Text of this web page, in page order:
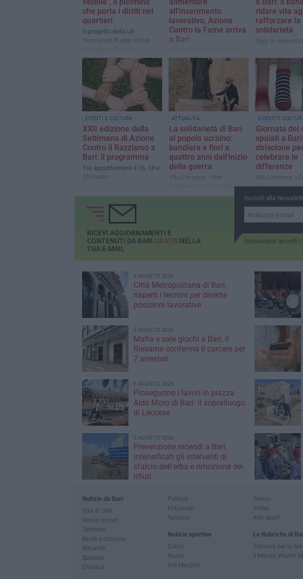
che porta i diritti nei
quartieri
Il progetto della Uil
Pensionati Puglia offrirà
previdenziale, orientamento
ai servizi e supporto digitale
ad anziani e persone con
disabilità
all'inserimento
lavorativo, Azione
Contro la Fame arriva
a Bari
l'assessore Michelangelo
Cavone e la vicepresidente
del Consiglio regionale
Elisabetta Vaccarella
ridare vita
rafforzare la
solidarietà
Oggi la
EVENTI E CULTURA
XXII edizione della
Settimana di Azione
Contro il Razzismo a
Bari: il programma
Tre appuntamenti il 16, 18 e
20 marzo
ATTUALITÀ
La solidarietà di Bari
al popolo ucraino:
bandiera e fiori a
quattro anni dall'inizio
della guerra
Vito Leccese: «Non
vogliamo e non possiamo
rassegnarci agli orrori della
EVENTI E
Giornata dei
spaiati a
striscione per
celebrare le
differenze
Vito Leccese:
iniziative come
Zerobarriere
Iscriviti alla
Iscrivendoti accetti i
RICEVI AGGIORNAMENTI E
CONTENUTI DA BARI GRATISNELLA
TUA E-MAIL
6 AGOSTO 2026
Città Metropolitana di Bari,
riaperti i termini per diverse
posizioni lavorative
5 AGOSTO 2026
Mafia e sale giochi a Bari, il
Riesame conferma il carcere per
7 arrestati
5 AGOSTO 2026
Proseguono i lavori in piazza
Aldo Moro di Bari: il sopralluogo
di Leccese
5 AGOSTO 2026
Prevenzione incendi a Bari,
intensificati gli interventi di
sfalcio dell'erba e rimozione dei
rifiuti
Notizie da Bari
Vita di città
Servizi sociali
Territorio
Bandi e concorsi
Attualità
Speciale
Cronaca
Politica
Enti locali
Turismo
Notizie sportive
Calcio
Nuoto
Arti Marziali
Tennis
Volley
Altri sport
Le Rubriche di
T-innova per la
Il Mondo Wealth